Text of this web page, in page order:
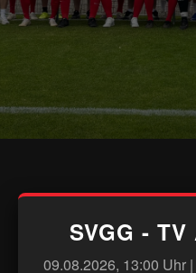
SVGG - TV
09.08.2026, 13:00 Uhr